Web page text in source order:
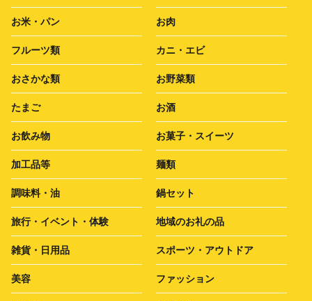
お米・パン お肉
フルーツ類 カニ・エビ
おさかな類 お野菜類
たまご お酒
お飲み物 お菓子・スイーツ
加工品等 麺類
調味料・油 鍋セット
旅行・イベント・体験 地域のお礼の品
雑貨・日用品 スポーツ・アウトドア
美容 ファッション